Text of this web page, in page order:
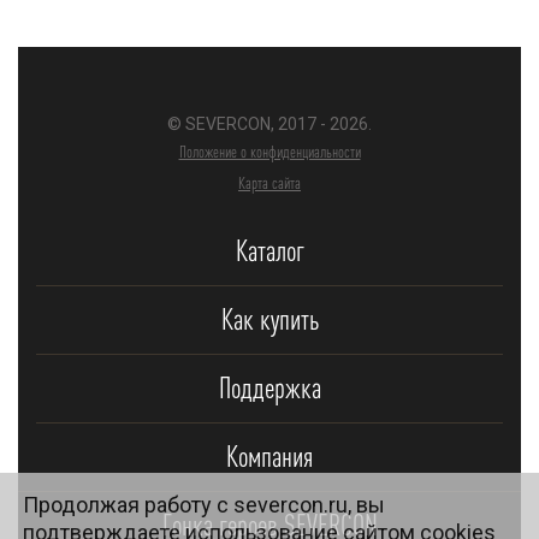
© SEVERCON, 2017 - 2026.
Положение о конфиденциальности
Карта сайта
Каталог
Как купить
Поддержка
Компания
Гонка героев SEVERCON
Продолжая работу с severcon.ru, вы
подтверждаете использование сайтом cookies